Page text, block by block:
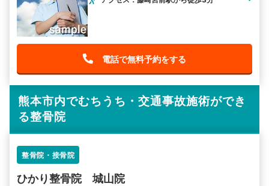
電話で無料予約をする
熊本市内でむちうち・交通事故施術ができ
る整骨院
整骨院・接骨院
ひかり整骨院 城山院